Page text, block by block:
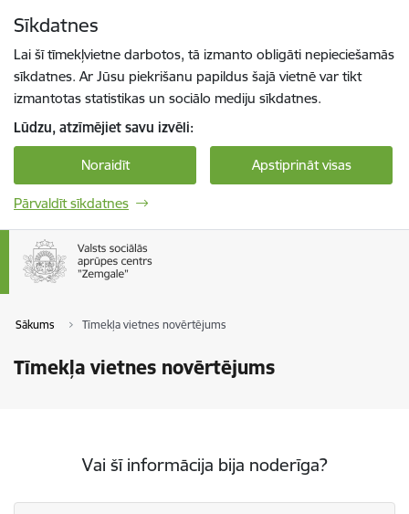
Sīkdatnes
Lai šī tīmekļvietne darbotos, tā izmanto obligāti nepieciešamās
sīkdatnes. Ar Jūsu piekrišanu papildus šajā vietnē var tikt
izmantotas statistikas un sociālo mediju sīkdatnes.
Lūdzu, atzīmējiet savu izvēli:
Noraidīt Apstiprināt visas
Pārvaldīt sīkdatnes
Sākums Tīmekļa vietnes novērtējums
Tīmekļa vietnes novērtējums
Vai šī informācija bija noderīga?